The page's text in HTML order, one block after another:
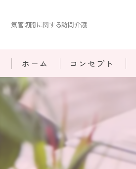
気管切開に関する訪問介護
ホーム コンセプト